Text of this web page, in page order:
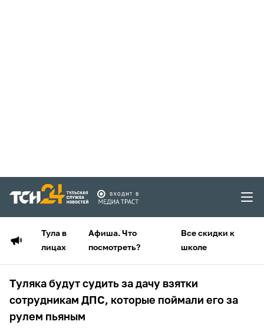
Тула в
лицах
Афиша. Что
посмотреть?
Все скидки к
школе
Туляка будут судить за дачу взятки
сотрудникам ДПС, которые поймали его за
рулем пьяным